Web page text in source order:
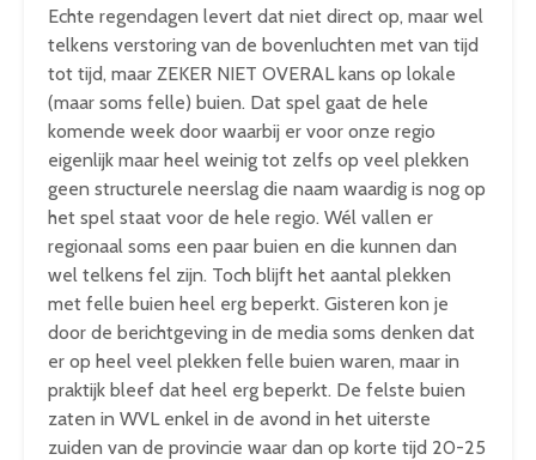
Echte regendagen levert dat niet direct op, maar wel
telkens verstoring van de bovenluchten met van tijd
tot tijd, maar ZEKER NIET OVERAL kans op lokale
(maar soms felle) buien. Dat spel gaat de hele
komende week door waarbij er voor onze regio
eigenlijk maar heel weinig tot zelfs op veel plekken
geen structurele neerslag die naam waardig is nog op
het spel staat voor de hele regio. Wél vallen er
regionaal soms een paar buien en die kunnen dan
wel telkens fel zijn. Toch blijft het aantal plekken
met felle buien heel erg beperkt. Gisteren kon je
door de berichtgeving in de media soms denken dat
er op heel veel plekken felle buien waren, maar in
praktijk bleef dat heel erg beperkt. De felste buien
zaten in WVL enkel in de avond in het uiterste
zuiden van de provincie waar dan op korte tijd 20-25